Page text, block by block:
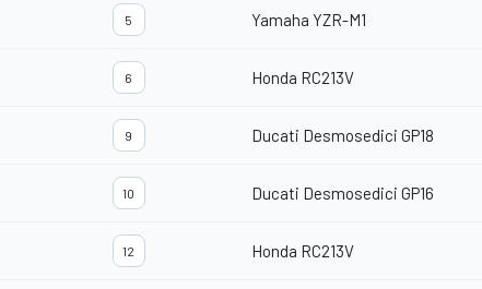
5 Yamaha YZR-M1
6 Honda RC213V
9 Ducati Desmosedici GP18
10 Ducati Desmosedici GP16
12 Honda RC213V